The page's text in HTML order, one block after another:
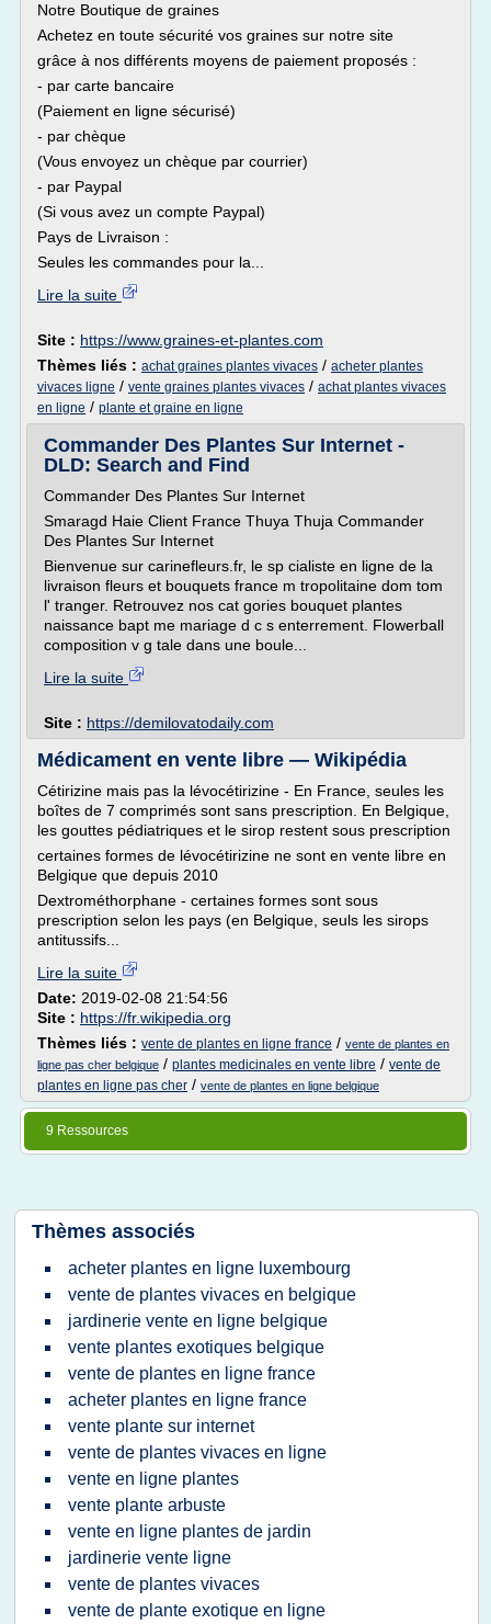
Notre Boutique de graines
Achetez en toute sécurité vos graines sur notre site
grâce à nos différents moyens de paiement proposés :
- par carte bancaire
(Paiement en ligne sécurisé)
- par chèque
(Vous envoyez un chèque par courrier)
- par Paypal
(Si vous avez un compte Paypal)
Pays de Livraison :
Seules les commandes pour la...
Lire la suite
Site : https://www.graines-et-plantes.com
Thèmes liés : achat graines plantes vivaces / acheter plantes
vivaces ligne / vente graines plantes vivaces / achat plantes vivaces
en ligne / plante et graine en ligne
Commander Des Plantes Sur Internet -
DLD: Search and Find
Commander Des Plantes Sur Internet
Smaragd Haie Client France Thuya Thuja Commander
Des Plantes Sur Internet
Bienvenue sur carinefleurs.fr, le sp cialiste en ligne de la
livraison fleurs et bouquets france m tropolitaine dom tom
l' tranger. Retrouvez nos cat gories bouquet plantes
naissance bapt me mariage d c s enterrement. Flowerball
composition v g tale dans une boule...
Lire la suite
Site : https://demilovatodaily.com
Médicament en vente libre — Wikipédia
Cétirizine mais pas la lévocétirizine - En France, seules les
boîtes de 7 comprimés sont sans prescription. En Belgique,
les gouttes pédiatriques et le sirop restent sous prescription
certaines formes de lévocétirizine ne sont en vente libre en
Belgique que depuis 2010
Dextrométhorphane - certaines formes sont sous
prescription selon les pays (en Belgique, seuls les sirops
antitussifs...
Lire la suite
Date: 2019-02-08 21:54:56
Site : https://fr.wikipedia.org
Thèmes liés : vente de plantes en ligne france / vente de plantes en
ligne pas cher belgique / plantes medicinales en vente libre / vente de
plantes en ligne pas cher / vente de plantes en ligne belgique
9 Ressources
Thèmes associés
acheter plantes en ligne luxembourg
vente de plantes vivaces en belgique
jardinerie vente en ligne belgique
vente plantes exotiques belgique
vente de plantes en ligne france
acheter plantes en ligne france
vente plante sur internet
vente de plantes vivaces en ligne
vente en ligne plantes
vente plante arbuste
vente en ligne plantes de jardin
jardinerie vente ligne
vente de plantes vivaces
vente de plante exotique en ligne